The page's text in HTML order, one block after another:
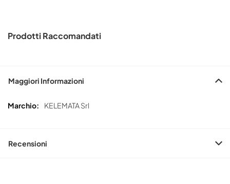
Prodotti Raccomandati
Maggiori Informazioni
Maggiori
KELEMATA Srl
Recensioni